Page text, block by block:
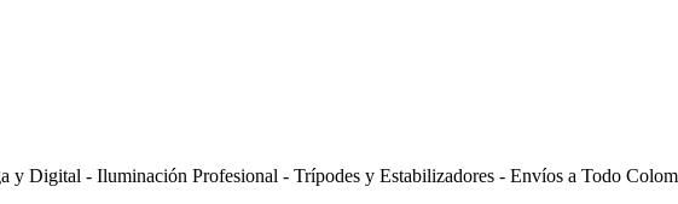
y Digital - Iluminación Profesional - Trípodes y Estabilizadores - Envíos a Todo